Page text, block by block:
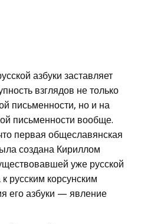
азбуки заставляет
взглядов не только
письменности, но и на
письменности вообще.
первая общеславянская
создана Кириллом
уже русской
русским корсунским
его азбуки — явление